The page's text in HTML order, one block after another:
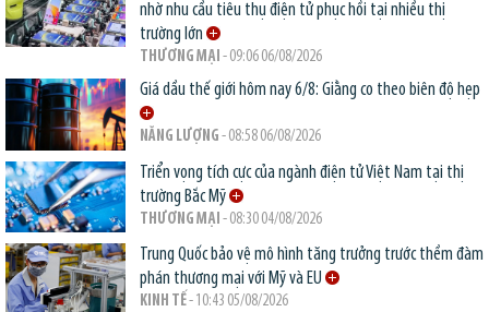
nhờ nhu cầu tiêu thụ điện tử phục hồi tại nhiều thị
trường lớn
THƯƠNG MẠI - 09:06 06/08/2026
Giá dầu thế giới hôm nay 6/8: Giằng co theo biên độ hẹp
NĂNG LƯỢNG - 08:58 06/08/2026
Triển vọng tích cực của ngành điện tử Việt Nam tại thị
trường Bắc Mỹ
THƯƠNG MẠI - 08:30 04/08/2026
Trung Quốc bảo vệ mô hình tăng trưởng trước thềm đàm
phán thương mại với Mỹ và EU
KINH TẾ- 10:43 05/08/2026